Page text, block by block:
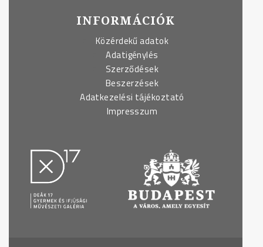
INFORMÁCIÓK
Közérdekű adatok
Adatigénylés
Szerződések
Beszerzések
Adatkezelési tájékoztató
Impresszum